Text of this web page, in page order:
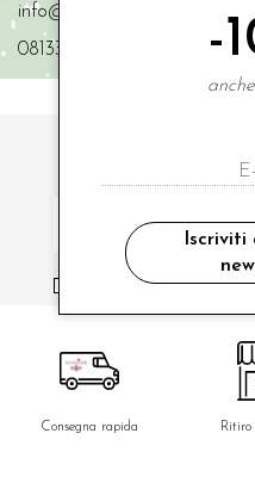
info@scaglionebimbi.com
0813331162
ISCRIVITI ALLA
ho letto ed accettato le
Consegna rapida Ritiro
-
Iscriviti